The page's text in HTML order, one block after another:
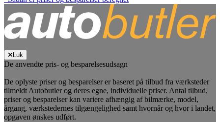
Luk
De anvendte pris- og besparelsesudsagn
De oplyste priser og besparelser er baseret på tilbud fra værksteder
tilmeldt Autobutler og deres egne, individuelle priser. Antal tilbud,
priser og besparelser kan variere afhængig af bilmærke, model,
årgang, værkstedernes tilgængelighed samt hvornår og hvor i landet,
opgaven ønskes udført.